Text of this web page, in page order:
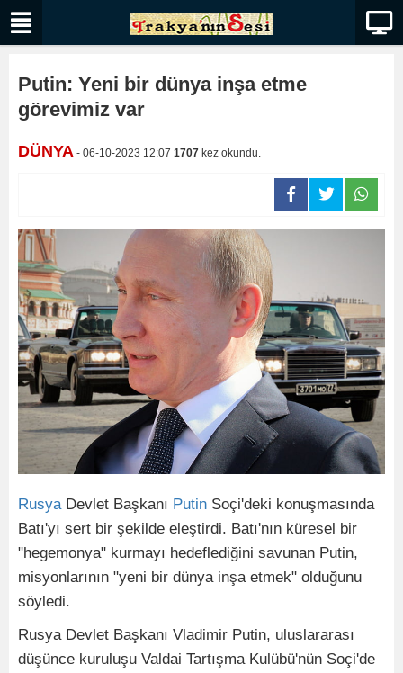
Putin: Yeni bir dünya inşa etme
görevimiz var
DÜNYA - 06-10-2023 12:07 1707 kez okundu.
RusyaDevlet Başkanı Putin Soçi'deki konuşmasında
Batı'yı sert bir şekilde eleştirdi. Batı'nın küresel bir
"hegemonya" kurmayı hedeflediğini savunan Putin,
misyonlarının "yeni bir dünya inşa etmek" olduğunu
söyledi.
Rusya Devlet Başkanı Vladimir Putin, uluslararası
düşünce kuruluşu Valdai Tartışma Kulübü'nün Soçi'de